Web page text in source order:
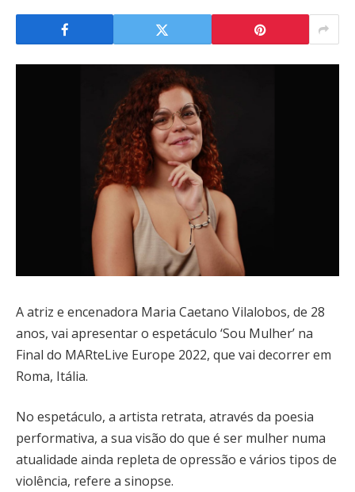
A atriz e encenadora Maria Caetano Vilalobos, de 28
anos, vai apresentar o espetáculo ‘Sou Mulher’ na
Final do MARteLive Europe 2022, que vai decorrer em
Roma, Itália.
No espetáculo, a artista retrata, através da poesia
performativa, a sua visão do que é ser mulher numa
atualidade ainda repleta de opressão e vários tipos de
violência, refere a sinopse.